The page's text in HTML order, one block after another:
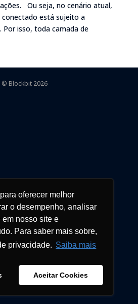
oferecer melhor
o desempenho, analisar
nosso site e
Para saber mais sobre,
privacidade. Saiba mais
Aceitar Cookies
Ou seja, no cenário atual,
conectado está sujeito a
isso, toda camada de
© Blockbit 2026